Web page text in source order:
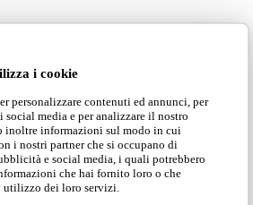
i cookie
personalizzare contenuti ed annunci, per
media e per analizzare il nostro
inoltre informazioni sul modo in cui
i nostri partner che si occupano di
e social media, i quali potrebbero
che hai fornito loro o che
dei loro servizi.
Str. della Romagna, 285 –
Italia
00165000415